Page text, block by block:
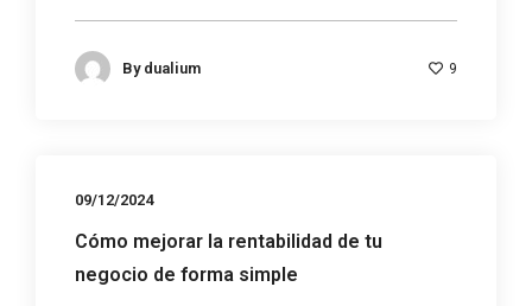
By dualium 9
09/12/2024
Cómo mejorar la rentabilidad de tu
negocio de forma simple